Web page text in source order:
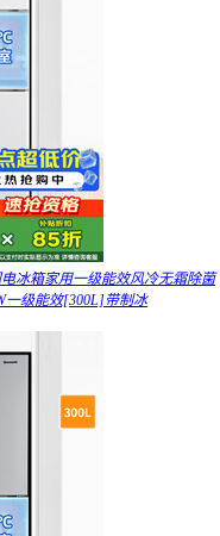
冰箱家用一级能效风冷无霜除菌
一级能效[300L]带制冰